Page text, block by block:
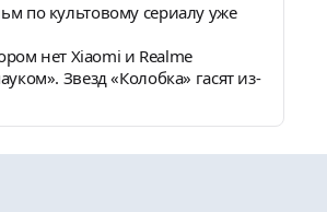
по культовому сериалу уже
нет Xiaomi и Realme
Звезд «Колобка» гасят из-